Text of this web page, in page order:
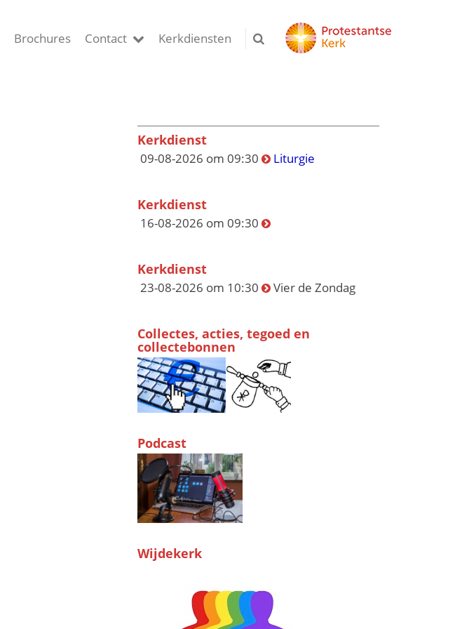
Brochures Contact Kerkdiensten
Kerkdienst
09-08-2026 om 09:30 Liturgie
Kerkdienst
16-08-2026 om 09:30
Kerkdienst
23-08-2026 om 10:30 Vier de Zondag
Collectes, acties, tegoed en
collectebonnen
Podcast
Wijdekerk